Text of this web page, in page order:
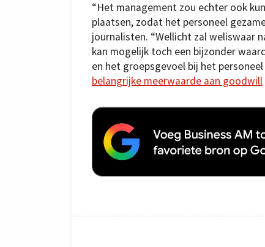
“Het management zou echter ook
plaatsen, zodat het personeel
journalisten. “Wellicht zal weliswaar
kan mogelijk toch een bijzonder
en het groepsgevoel bij het
belangrijke meerwaarde aan goodwill